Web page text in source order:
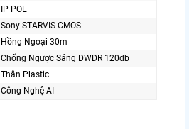
IP POE
Sony STARVIS CMOS
Hồng Ngoại 30m
Chống Ngược Sáng DWDR 120db
Thân Plastic
Công Nghệ AI